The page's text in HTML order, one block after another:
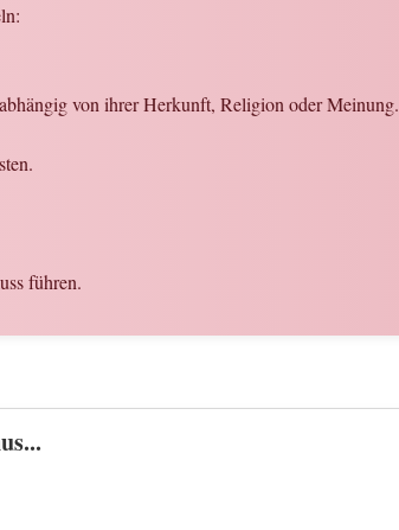
von ihrer Herkunft, Religion oder Meinung.
führen.